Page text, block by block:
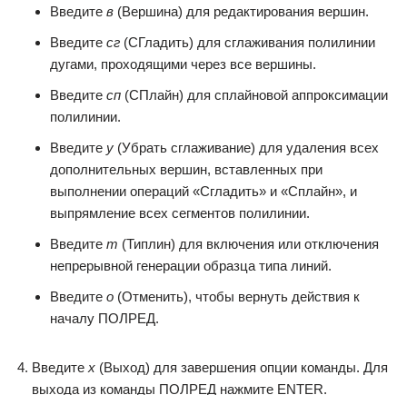
Введите в (Вершина) для редактирования вершин.
Введите сг (СГладить) для сглаживания полилинии
дугами, проходящими через все вершины.
Введите сп (СПлайн) для сплайновой аппроксимации
полилинии.
Введите у (Убрать сглаживание) для удаления всех
дополнительных вершин, вставленных при
выполнении операций «Сгладить» и «Сплайн», и
выпрямление всех сегментов полилинии.
Введите т (Типлин) для включения или отключения
непрерывной генерации образца типа линий.
Введите о (Отменить), чтобы вернуть действия к
началу ПОЛРЕД.
Введите x (Выход) для завершения опции команды. Для
выхода из команды ПОЛРЕД нажмите ENTER.